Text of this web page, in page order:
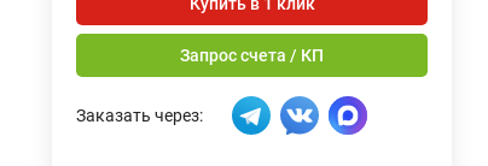
Запрос счета / КП
Заказать через: